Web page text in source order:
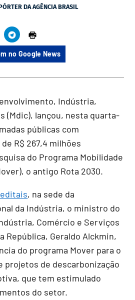
DA AGÊNCIA BRASIL
no Google News
Indústria,
(Mdic), lançou, nesta quarta-
públicas com
R$ 267,4 milhões
do Programa Mobilidade
o antigo Rota 2030.
, na sede da
da Indústria, o ministro do
Comércio e Serviços
República, Geraldo Alckmin,
do programa Mover para o
projetos de descarbonização
que tem estimulado
do setor.